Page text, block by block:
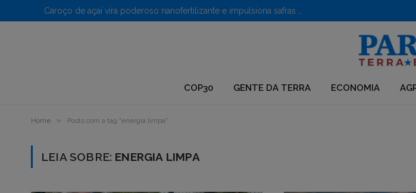
COP30 GENTE DA TERRA ECONOMIA
Home » Posts com a tag "energia limpa"
LEIA SOBRE: ENERGIA LIMPA